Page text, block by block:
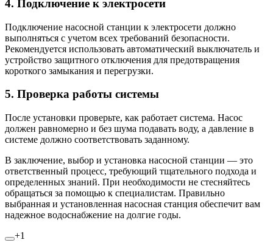
4. Подключение к электросети
Подключение насосной станции к электросети должно
выполняться с учетом всех требований безопасности.
Рекомендуется использовать автоматический выключатель и
устройство защитного отключения для предотвращения
короткого замыкания и перегрузки.
5. Проверка работы системы
После установки проверьте, как работает система. Насос
должен равномерно и без шума подавать воду, а давление в
системе должно соответствовать заданному.
В заключение, выбор и установка насосной станции — это
ответственный процесс, требующий тщательного подхода и
определенных знаний. При необходимости не стесняйтесь
обращаться за помощью к специалистам. Правильно
выбранная и установленная насосная станция обеспечит вам
надежное водоснабжение на долгие годы.
+1